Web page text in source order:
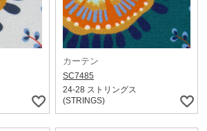
カーテン
SC7485
24-28 ストリングス
(STRINGS)